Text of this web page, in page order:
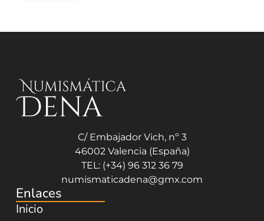
C/ Embajador Vich, nº 3
46002 Valencia (España)
TEL: (+34) 96 312 36 79
numismaticadena@gmx.com
Enlaces
Inicio